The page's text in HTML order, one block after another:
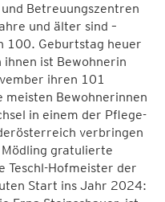
Betreuungszentren
und älter sind –
100. Geburtstag heuer
ist Bewohnerin
ihren 101
meisten Bewohnerinnen
in einem der Pflege-
verbringen
gratulierte
Teschl-Hofmeister der
Start ins Jahr 2024: